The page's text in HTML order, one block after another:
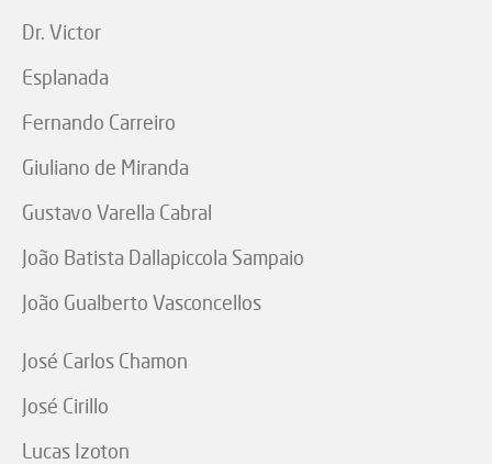
Dr. Victor
Esplanada
Fernando Carreiro
Giuliano de Miranda
Gustavo Varella Cabral
João Batista Dallapiccola Sampaio
João Gualberto Vasconcellos
José Carlos Chamon
José Cirillo
Lucas Izoton